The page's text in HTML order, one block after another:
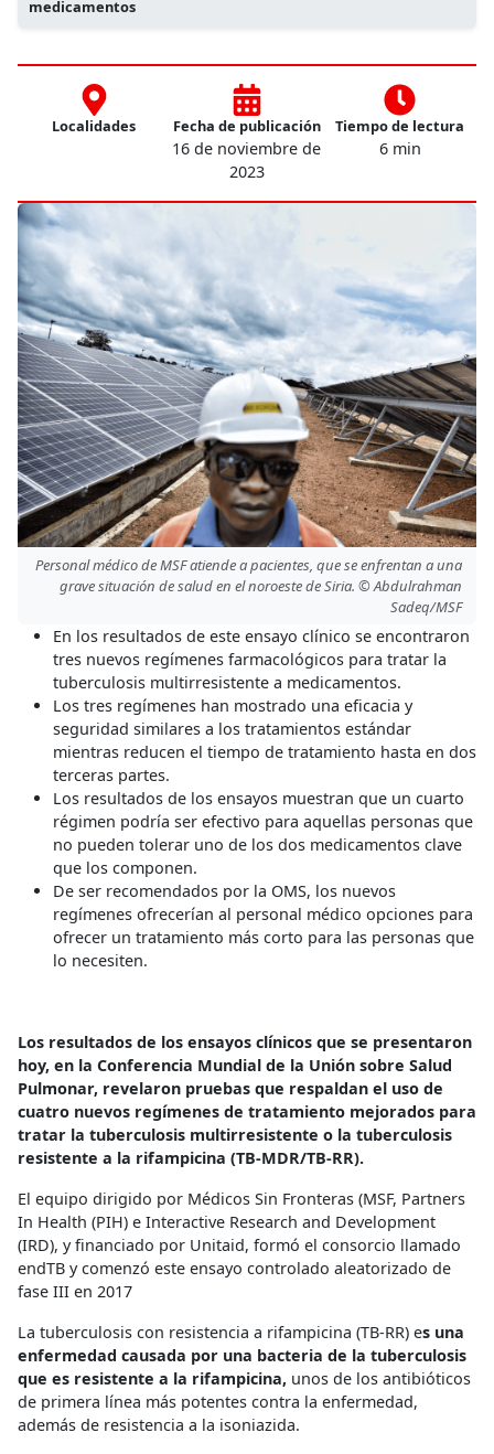
medicamentos
Localidades Fecha de publicación
16 de noviembre de
2023
Tiempo de lectura
6 min
Personal médico de MSF atiende a pacientes, que se enfrentan a una
grave situación de salud en el noroeste de Siria. © Abdulrahman
Sadeq/MSF
En los resultados de este ensayo clínico se encontraron
tres nuevos regímenes farmacológicos para tratar la
tuberculosis multirresistente a medicamentos.
Los tres regímenes han mostrado una eficacia y
seguridad similares a los tratamientos estándar
mientras reducen el tiempo de tratamiento hasta en dos
terceras partes.
Los resultados de los ensayos muestran que un cuarto
régimen podría ser efectivo para aquellas personas que
no pueden tolerar uno de los dos medicamentos clave
que los componen.
De ser recomendados por la OMS, los nuevos
regímenes ofrecerían al personal médico opciones para
ofrecer un tratamiento más corto para las personas que
lo necesiten.
Los resultados de los ensayos clínicos que se presentaron
hoy, en la Conferencia Mundial de la Unión sobre Salud
Pulmonar, revelaron pruebas que respaldan el uso de
cuatro nuevos regímenes de tratamiento mejorados para
tratar la tuberculosis multirresistente o la tuberculosis
resistente a la rifampicina (TB-MDR/TB-RR).
El equipo dirigido por Médicos Sin Fronteras (MSF, Partners
In Health (PIH) e Interactive Research and Development
(IRD), y financiado por Unitaid, formó el consorcio llamado
endTB y comenzó este ensayo controlado aleatorizado de
fase III en 2017
La tuberculosis con resistencia a rifampicina (TB-RR) es una
enfermedad causada por una bacteria de la tuberculosis
que es resistente a la rifampicina, unos de los antibióticos
de primera línea más potentes contra la enfermedad,
además de resistencia a la isoniazida.